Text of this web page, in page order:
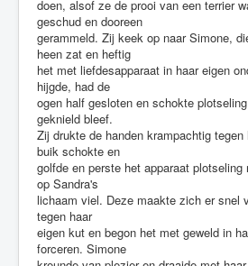
doen, alsof ze de prooi van een terrier
geschud en dooreen
gerammeld. Zij keek op naar Simone,
heen zat en heftig
het met liefdesapparaat in haar eigen
hijgde, had de
ogen half gesloten en schokte
geknield bleef.
Zij drukte de handen krampachtig tegen
buik schokte en
golfde en perste het apparaat
op Sandra's
lichaam viel. Deze maakte zich er snel
tegen haar
eigen kut en begon het met geweld in
forceren. Simone